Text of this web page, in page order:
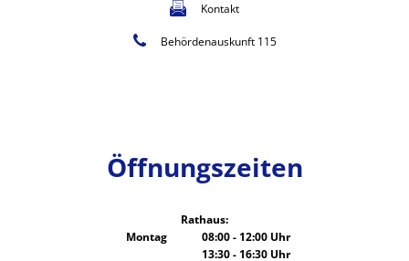
Kontakt
Behördenauskunft 115
Öffnungszeiten
Rathaus:
Montag
08:00- 12:00Uhr
Von 08:00 bis 12:00 Uhr
13:30- 16:30Uhr